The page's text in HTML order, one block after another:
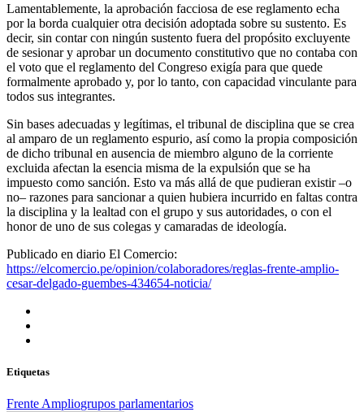
Lamentablemente, la aprobación facciosa de ese reglamento echa
por la borda cualquier otra decisión adoptada sobre su sustento. Es
decir, sin contar con ningún sustento fuera del propósito excluyente
de sesionar y aprobar un documento constitutivo que no contaba con
el voto que el reglamento del Congreso exigía para que quede
formalmente aprobado y, por lo tanto, con capacidad vinculante para
todos sus integrantes.
Sin bases adecuadas y legítimas, el tribunal de disciplina que se crea
al amparo de un reglamento espurio, así como la propia composición
de dicho tribunal en ausencia de miembro alguno de la corriente
excluida afectan la esencia misma de la expulsión que se ha
impuesto como sanción. Esto va más allá de que pudieran existir –o
no– razones para sancionar a quien hubiera incurrido en faltas contra
la disciplina y la lealtad con el grupo y sus autoridades, o con el
honor de uno de sus colegas y camaradas de ideología.
Publicado en diario El Comercio:
https://elcomercio.pe/opinion/colaboradores/reglas-frente-amplio-
cesar-delgado-guembes-434654-noticia/
Etiquetas
Frente Ampliogrupos parlamentarios